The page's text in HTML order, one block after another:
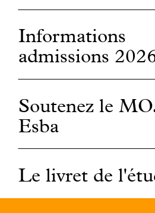
Informations
admissions
Soutenez le
Esba
Le livret de